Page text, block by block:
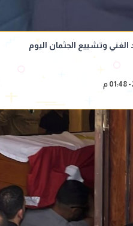
وتشييع الجثمان اليوم